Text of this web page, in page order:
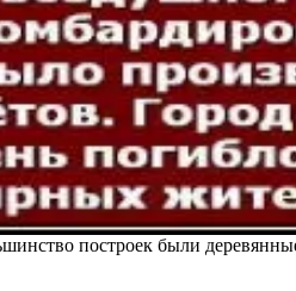
построек были